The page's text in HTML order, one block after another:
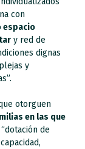
con
espacio
y red de
dignas
y
otorguen
en las que
de